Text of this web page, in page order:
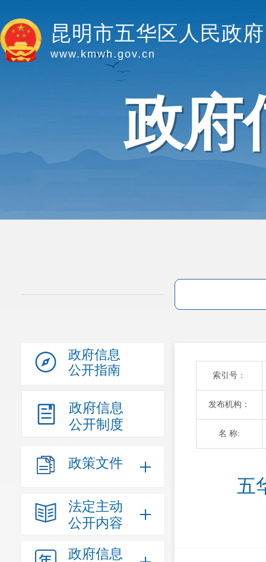
昆明市五华区人民政府
www.kmwh.gov.cn
政府
政府信息
公开指南
政府信息
公开制度
政策文件
法定主动
公开内容
政府信息
索引号：
发布机构：
名 称:
五